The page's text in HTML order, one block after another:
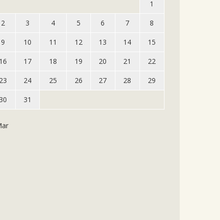
1
2 3 4 5 6 7 8
9 10 11 12 13 14 15
17 18 19 20 21 22
24 25 26 27 28 29
31